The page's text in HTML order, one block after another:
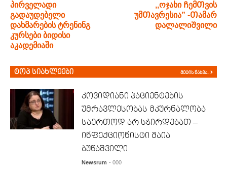
პირველადი
გადაუდებელი
დახმარების ტრენინგ
კურსები ბიდისი
აკადემიაში
,,ოჯახი ᲩემᲗვის
უმᲗავრესია” -Თამარ
დალალიᲨვილი
ტოპ სიახლეები მეტის ნახვა..
კოვიდიანი პაციენტების
უმრავლესობას მკურნალობა
საერთოდ არ სჭირდებათ –
ინფექციონისტი მაია
ბუწაშვილი
Newsrum - 000